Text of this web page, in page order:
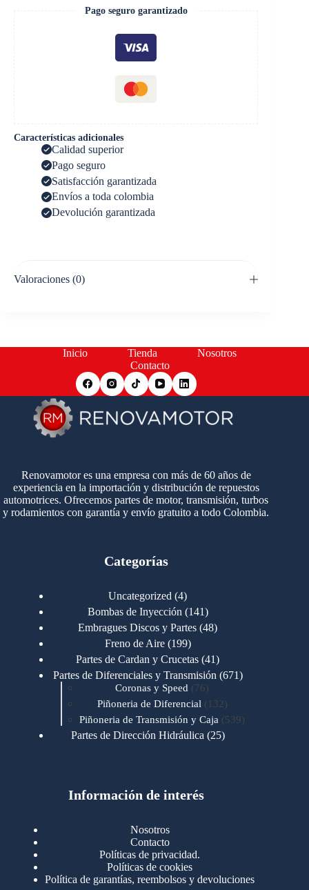
Pago seguro garantizado
Características adicionales
Calidad superior
Pago seguro
Satisfacción garantizada
Envíos a toda colombia
Devolución garantizada
Valoraciones (0)
Inicio Tienda
Nosotros
Contacto
Renovamotor es una empresa con más de 60 años de
experiencia en la importación y distribución de repuestos
automotrices. Ofrecemos partes de motor, transmisión, turbos
y rodamientos con garantía y envío gratuito a todo Colombia.
Categorías
Uncategorized 44
productos
Bombas de Inyección 141141
productos
Embragues Discos y Partes 4848
Freno de Aire 199199
productos
Partes de Cardan y Crucetas 4141
productos
Partes de Diferenciales y Transmisión 671671
Coronas y Speed 7676
productos
Piñoneria de Diferencial 132 132
productos
Piñoneria de Transmisión y Caja 539539
Partes de Dirección Hidráulica 2525
Motores Cummins 723
Cummins B/C 855
Cummins ISF
Cummins ISM
productos
Cummins ISX 100100
Información de interés
Nosotros
Contacto
Políticas de privacidad.
Políticas de cookies
Política de garantías, reembolsos y devoluciones